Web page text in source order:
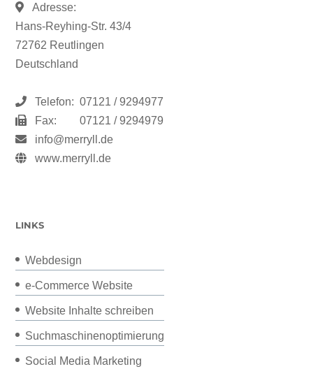
Adresse:
Hans-Reyhing-Str. 43/4
72762 Reutlingen
Deutschland
Telefon: 07121 / 9294977
Fax:
07121 / 9294979
info@merryll.de
www.merryll.de
LINKS
Webdesign
e-Commerce Website
Website Inhalte schreiben
Suchmaschinenoptimierung
Social Media Marketing